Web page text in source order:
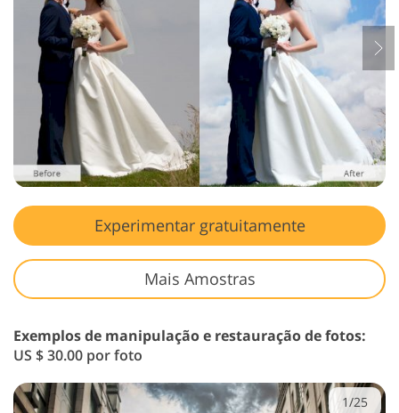
Experimentar gratuitamente
Mais Amostras
Exemplos de manipulação e restauração de fotos:
US $ 30.00 por foto
1/25